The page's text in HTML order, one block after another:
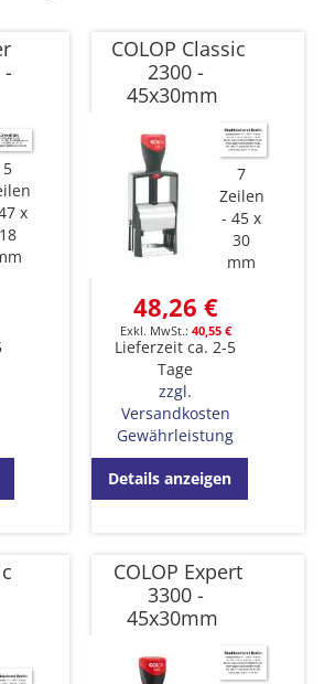
-
5
x
18
COLOP Classic
2300 -
45x30mm
7
Zeilen
45 x
30
mm
48,26 €
40,55 €
Lieferzeit ca. 2-5
Tage
zzgl.
Versandkosten
Gewährleistung
Details anzeigen
COLOP Expert
3300 -
45x30mm